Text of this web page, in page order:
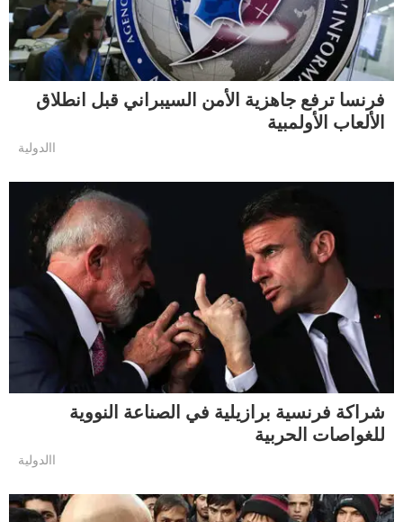
فرنسا ترفع جاهزية الأمن السيبراني قبل انطلاق
الألعاب الأولمبية
االدولية
شراكة فرنسية برازيلية في الصناعة النووية
للغواصات الحربية
االدولية